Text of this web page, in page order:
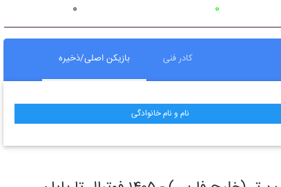
۰
۰
بازیکن اصلی/ذخیره کادر فنی
نام و نام خانوادگی